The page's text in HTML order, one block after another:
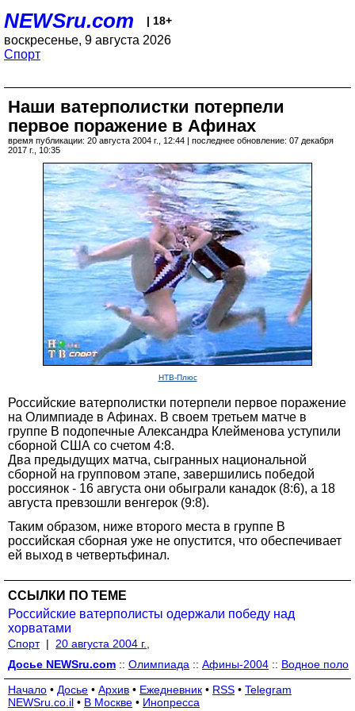
NEWSru.com | 18+
воскресенье, 9 августа 2026
Спорт
Наши ватерполистки потерпели
первое поражение в Афинах
время публикации: 20 августа 2004 г., 12:44 | последнее обновление: 07 декабря
2017 г., 10:35
НТВ-Плюс
Российские ватерполистки потерпели первое поражение
на Олимпиаде в Афинах. В своем третьем матче в
группе B подопечные Александра Клейменова уступили
сборной США со счетом 4:8.
Два предыдущих матча, сыгранных национальной
сборной на групповом этапе, завершились победой
россиянок - 16 августа они обыграли канадок (8:6), а 18
августа превзошли венгерок (9:8).
Таким образом, ниже второго места в группе B
российская сборная уже не опустится, что обеспечивает
ей выход в четвертьфинал.
ССЫЛКИ ПО ТЕМЕ
Российские ватерполисты одержали победу над
хорватами
Спорт |
20 августа 2004 г.,
Досье NEWSru.com :: Олимпиада :: Афины-2004 :: Водное поло
Начало • Досье • Архив • Ежедневник • RSS • Telegram
NEWSru.co.il • В Москве • Инопресса